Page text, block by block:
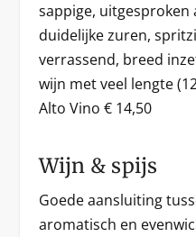
sappige,
duidelijke zuren,
verrassend, breed
wijn met veel lengte
Alto Vino € 14,50
Wijn & spijs
Goede aansluiting
aromatisch en